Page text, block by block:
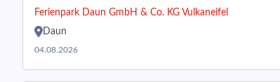
Ferienpark Daun GmbH & Co. KG Vulkaneifel
Daun
04.08.2026